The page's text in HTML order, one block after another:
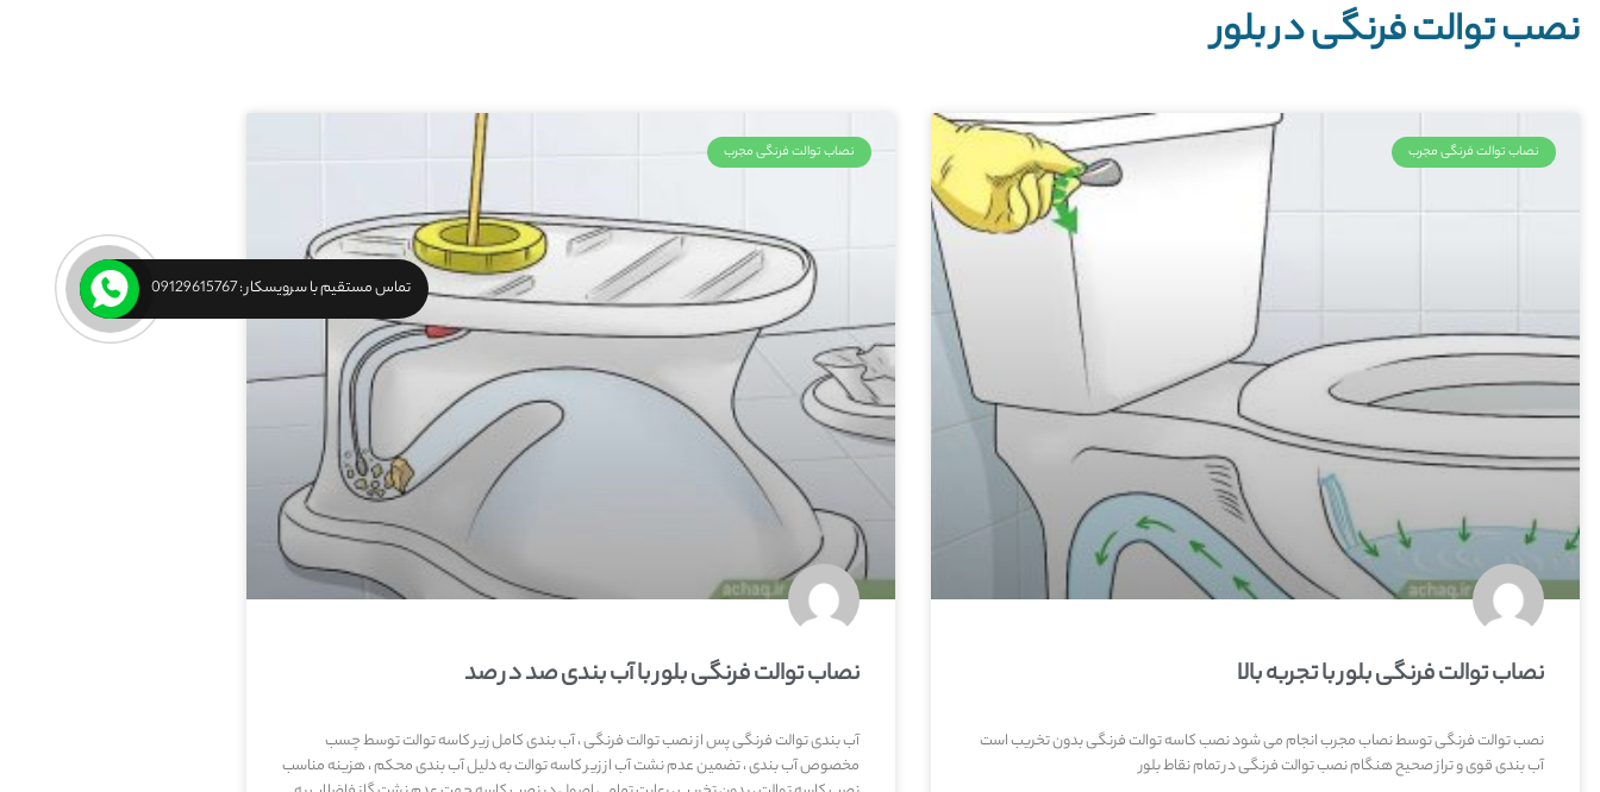
نصب توالت فرنگی در بلور
نصاب توالت فرنگی مجرب
نصاب توالت فرنگی بلور با تجربه بالا
نصب توالت فرنگی توسط نصاب مجرب انجام می شود نصب کاسه توالت فرنگی بدون تخریب است
آب بندی قوی و تراز صحیح هنگام نصب توالت فرنگی در تمام نقاط بلور
نصاب توالت فرنگی مجرب
نصاب توالت فرنگی بلور با آب بندی صد در صد
آب بندی توالت فرنگی پس از نصب توالت فرنگی ، آب بندی کامل زیر کاسه توالت توسط چسب
مخصوص آب بندی ، تضمین عدم نشت آب از زیر کاسه توالت به دلیل آب بندی محکم ، هزینه مناسب
تماس مستقیم با سرویسکار : 09129615767